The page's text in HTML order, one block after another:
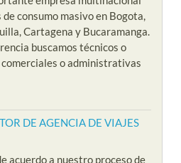
consumo masivo en Bogota,
Cartagena y Bucaramanga.
buscamos técnicos o
o administrativas
DE AGENCIA DE VIAJES
acuerdo a nuestro proceso de